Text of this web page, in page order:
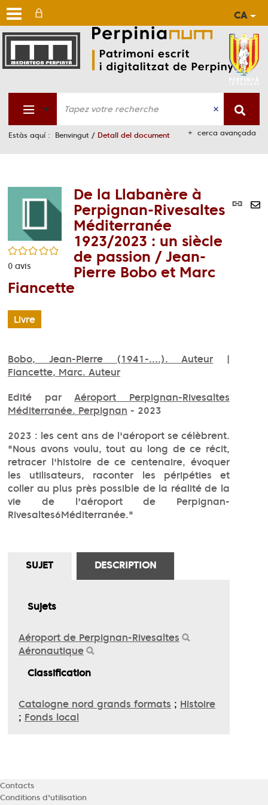
CA
Aller
au
Aller
au
Aller
à
la
cerca avançada
Estàs aquí : Benvingut / Detall del document
/5
0 avis
De la Llabanère à
Perpignan-Rivesaltes
Méditerranée
1923/2023 : un siècle
de passion / Jean-
Pierre Bobo et Marc
Fiancette
Livre
Bobo, Jean-Pierre (1941-....). Auteur |
Fiancette, Marc. Auteur
Edité parAéroport Perpignan-Rivesaltes
Méditerranée. Perpignan - 2023
2023 : les cent ans de l'aéroport se célèbrent.
"Nous avons voulu, tout au long de ce récit,
retracer l'histoire de ce centenaire, évoquer
les utilisateurs, raconter les péripéties et
coller au plus près possible de la réalité de la
vie de l'aéroport de Perpignan-
Rivesaltes6Méditerranée."
SUJET DESCRIPTION
Sujets
Aéroport de Perpignan-Rivesaltes
Aéronautique
Classification
Catalogne nord grands formats ; Histoire
; Fonds local
Contacts
Conditions d'utilisation